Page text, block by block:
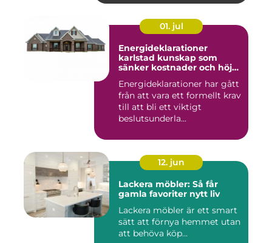
01. jul
Energideklarationer
karlstad kunskap som
sänker kostnader och höjer
Energideklarationer har gått
från att vara ett formellt krav
till att bli ett viktigt
beslutsunderla...
12. jun
Lackera möbler: Så får
gamla favoriter nytt liv
Lackera möbler är ett smart
sätt att förnya hemmet utan
att behöva köp...